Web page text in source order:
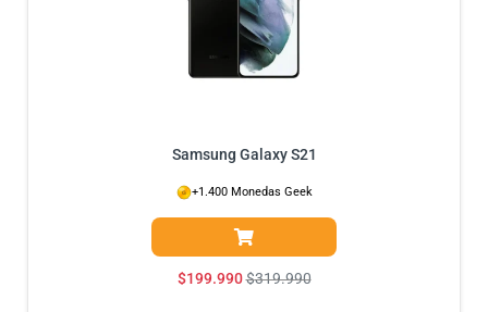
Samsung Galaxy S21
$199.990$319.990
+1.400 Monedas Geek